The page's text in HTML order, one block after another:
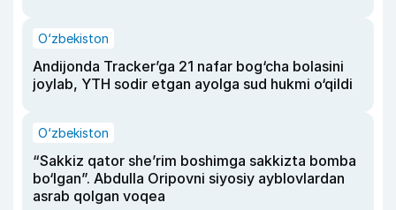
O‘zbekiston
Andijonda Tracker’ga 21 nafar bog‘cha bolasini
joylab, YTH sodir etgan ayolga sud hukmi o‘qildi
O‘zbekiston
“Sakkiz qator she’rim boshimga sakkizta bomba
bo‘lgan”. Abdulla Oripovni siyosiy ayblovlardan
asrab qolgan voqea